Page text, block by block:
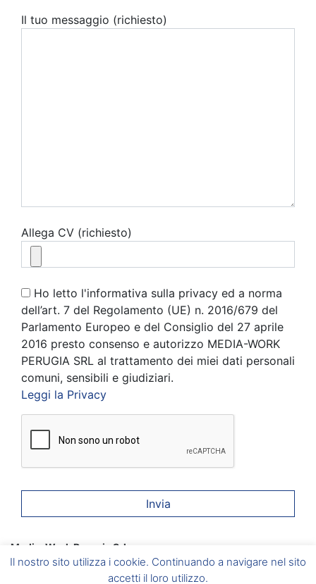
Il tuo messaggio (richiesto)
Allega CV (richiesto)
Ho letto l'informativa sulla privacy ed a norma
dell’art. 7 del Regolamento (UE) n. 2016/679 del
Parlamento Europeo e del Consiglio del 27 aprile
2016 presto consenso e autorizzo MEDIA-WORK
PERUGIA SRL al trattamento dei miei dati personali
comuni, sensibili e giudiziari.
Leggi la Privacy
Media-Work Perugia Srl
Corciano (PG) Via A. Gramsci, 6 – Foligno(PG) Via A. Vici, 20
– Umbertide (PG) Via del Vignola, 5 –Marsciano(PG) Via
Caduti sul Lavoro, 2/B
Il nostro sito utilizza i cookie. Continuando a navigare nel sito
accetti il loro utilizzo.